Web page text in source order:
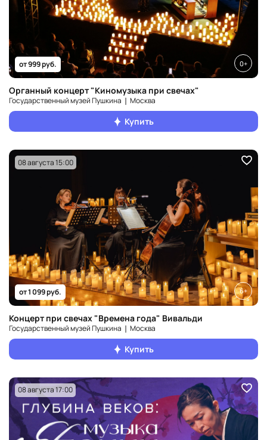
от 999 руб. 0+
Органный концерт "Киномузыка при свечах"
Государственный музей Пушкина ❘ Москва
Купить
08 августа 15:00
от 1 099 руб. 6+
Концерт при свечах "Времена года" Вивальди
Государственный музей Пушкина ❘ Москва
Купить
08 августа 17:00